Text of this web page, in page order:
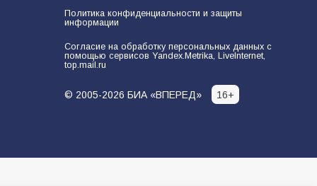
Политика конфиденциальности и защиты
информации
Согласие на обработку персональных данных с
помощью сервисов Yandex.Metrika, LiveInternet,
top.mail.ru
© 2005-2026 БИА «ВПЕРЕД» 16+